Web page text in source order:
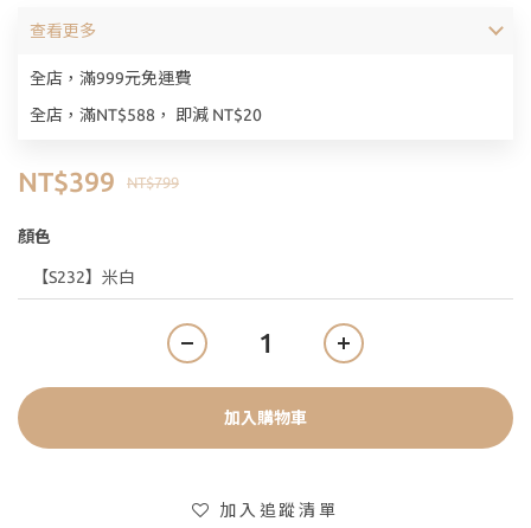
全店，滿999元免運費
全店，滿NT$588， 即減 NT$20
查看更多
NT$799
NT$399
顏色
加入購物車
加入追蹤清單